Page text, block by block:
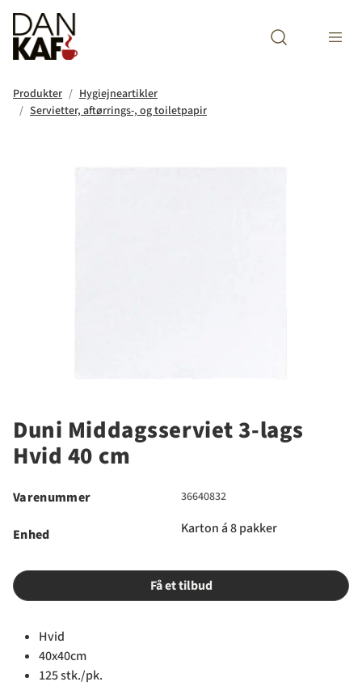
Produkter
Hygiejneartikler
Servietter, aftørrings-, og toiletpapir
Duni Middagsserviet 3-lags
Hvid 40 cm
Varenummer 36640832
Enhed Karton á 8 pakker
Få et tilbud
Hvid
40x40cm
125 stk./pk.